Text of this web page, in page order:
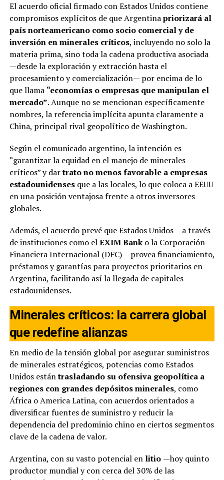
El acuerdo oficial firmado con Estados Unidos contiene
compromisos explícitos de que Argentinapriorizará al
país norteamericano como socio comercial y de
inversión en minerales críticos, incluyendo no solo la
materia prima, sino toda la cadena productiva asociada
—desde la exploración y extracción hasta el
procesamiento y comercialización— por encima de lo
que llama “economías o empresas que manipulan el
mercado”. Aunque no se mencionan específicamente
nombres, la referencia implícita apunta claramente a
China, principal rival geopolítico de Washington.
Según el comunicado argentino, la intención es
“garantizar la equidad en el manejo de minerales
críticos” y dartrato no menos favorable a empresas
estadounidensesque a las locales, lo que coloca a EEUU
en una posición ventajosa frente a otros inversores
globales.
Además, el acuerdo prevé que Estados Unidos —a través
de instituciones como elEXIM Banko la Corporación
Financiera Internacional (DFC)— provea financiamiento,
préstamos y garantías para proyectos prioritarios en
Argentina, facilitando así la llegada de capitales
estadounidenses.
Minerales críticos: la carrera global
que redefine alianzas
En medio de la tensión global por asegurar suministros
de minerales estratégicos, potencias como Estados
Unidos estántrasladando su ofensiva geopolítica a
regiones con grandes depósitos minerales, como
África o America Latina, con acuerdos orientados a
diversificar fuentes de suministro y reducir la
dependencia del predominio chino en ciertos segmentos
clave de la cadena de valor.
Argentina, con su vasto potencial en litio —hoy quinto
productor mundial y con cerca del 30% de las